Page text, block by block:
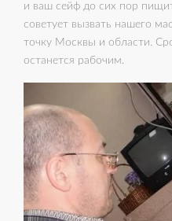
и ваш сейф до сих пор
советует вызвать нашего
точку Москвы и области.
останется рабочим.